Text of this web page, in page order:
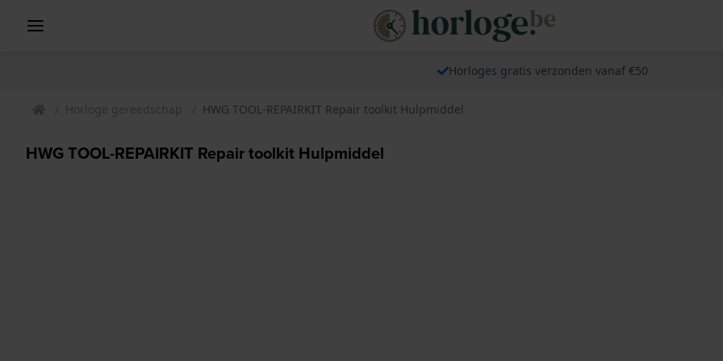
Horloges gratis verzonden vanaf €50
Horloge gereedschap HWG TOOL-REPAIRKIT Repair toolkit Hulpmiddel
HWG TOOL-REPAIRKIT Repair toolkit Hulpmiddel